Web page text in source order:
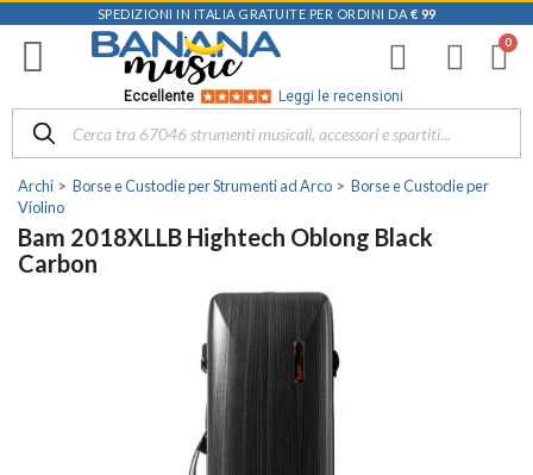
SPEDIZIONI IN ITALIA GRATUITE PER ORDINI DA € 99
Eccellente Leggi le recensioni
Archi Borse e Custodie per Strumenti ad Arco
Borse e Custodie per
Violino
Bam 2018XLLB Hightech Oblong Black
Carbon